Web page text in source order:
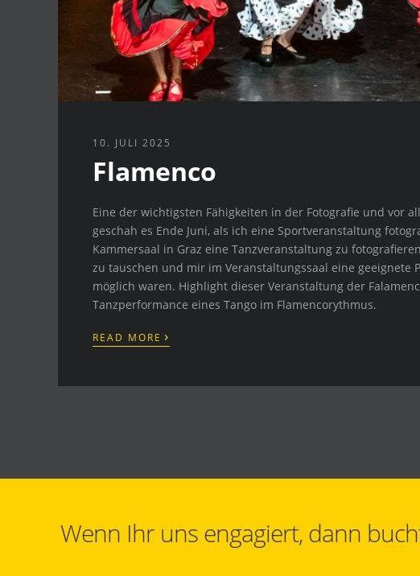
10. JULI 2025
Flamenco
Eine der wichtigsten Fähigkeiten in der Fotografie und vor
geschah es Ende Juni, als ich eine Sportveranstaltung
Kammersaal in Graz eine Tanzveranstaltung zu
zu tauschen und mir im Veranstaltungssaal eine geeignete
möglich waren. Highlight dieser Veranstaltung der
Tanzperformance eines Tango im Flamencorythmus.
READ MORE ›
Wenn Ihr uns engagiert, dann